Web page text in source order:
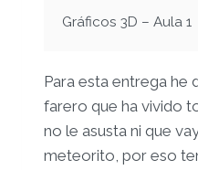
Gráficos 3D – Aula 1
Para esta entrega he
farero que ha vivido
no le asusta ni que
meteorito, por eso